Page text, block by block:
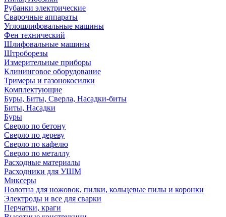
Рубанки электрические
Сварочные аппараты
Углошлифовальные машины
Фен технический
Шлифовальные машины
Штроборезы
Измерительные приборы
Клининговое оборудование
Тримеры и газонокосилки
Комплектующие
Буры, Биты, Сверла, Насадки-биты
Биты, Насадки
Буры
Сверло по бетону
Сверло по дереву
Сверло по кафелю
Сверло по металлу
Расходные материалы
Расходники для УШМ
Миксеры
Полотна для ножовок, пилки, кольцевые пилы и коронки
Электроды и все для сварки
Перчатки, краги